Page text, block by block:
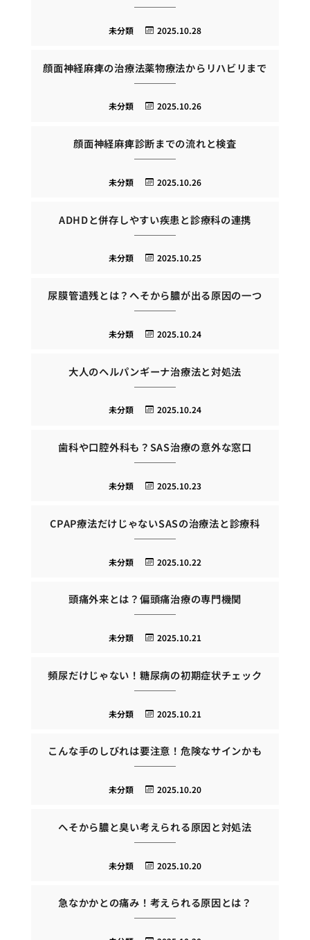
2025.10.28
未分類
顔面神経麻痺の治療法薬物療法からリハビリまで
2025.10.26
未分類
顔面神経麻痺診断までの流れと検査
2025.10.26
未分類
ADHDと併存しやすい疾患と診療科の連携
2025.10.25
未分類
尿膜管遺残とは？へそから膿が出る原因の一つ
2025.10.24
未分類
大人のヘルパンギーナ治療法と対処法
2025.10.24
未分類
歯科や口腔外科も？SAS治療の意外な窓口
2025.10.23
未分類
CPAP療法だけじゃないSASの治療法と診療科
2025.10.22
未分類
頭痛外来とは？偏頭痛治療の専門機関
2025.10.21
未分類
頻尿だけじゃない！糖尿病の初期症状チェック
2025.10.21
未分類
こんな手のしびれは要注意！危険なサインかも
2025.10.20
未分類
へそから膿と臭い考えられる原因と対処法
2025.10.20
未分類
急なかかとの痛み！考えられる原因とは？